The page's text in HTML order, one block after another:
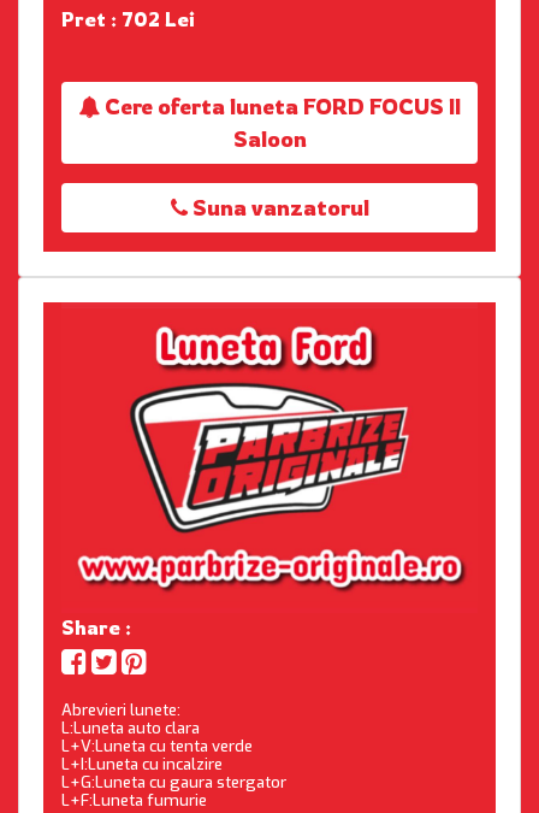
Pret : 702 Lei
Cere oferta luneta FORD FOCUS II
Saloon
Suna vanzatorul
Share :
Abrevieri lunete:
L:Luneta auto clara
L+V:Luneta cu tenta verde
L+I:Luneta cu incalzire
L+G:Luneta cu gaura stergator
L+F:Luneta fumurie